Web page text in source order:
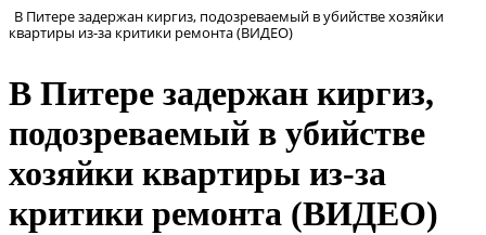
В Питере задержан киргиз, подозреваемый в убийстве хозяйки
квартиры из-за критики ремонта (ВИДЕО)
В Питере задержан киргиз,
подозреваемый в убийстве
хозяйки квартиры из-за
критики ремонта (ВИДЕО)